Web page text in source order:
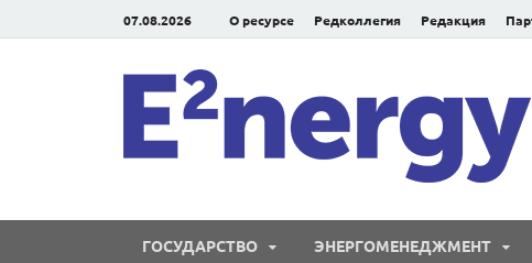
07.08.2026 О ресурсе Редколлегия Редакция
ГОСУДАРСТВО ЭНЕРГОМЕНЕДЖМЕНТ